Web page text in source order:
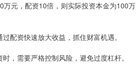
元，配资10倍，则实际投资本金为100万
配资快速放大收益，抓住财富机遇。
，需要严格控制风险，避免过度杠杆。